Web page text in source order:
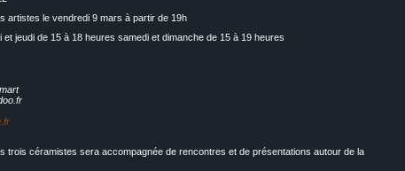
artistes le vendredi 9 mars à partir de 19h
jeudi de 15 à 18 heures samedi et dimanche de 15 à 19 heures
trois céramistes sera accompagnée de rencontres et de présentations autour de la